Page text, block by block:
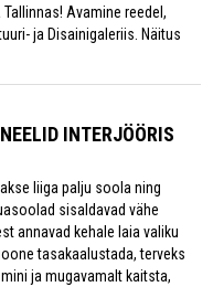
Avamine reedel,
ja Disainigaleriis. Näitus
INTERJÖÖRIS
liiga palju soola ning
sisaldavad vähe
annavad kehale laia valiku
tasakaalustada, terveks
ja mugavamalt kaitsta,